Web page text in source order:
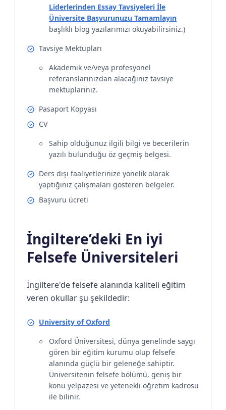
Liderlerinden Essay Tavsiyeleri İle
Üniversite Başvurunuzu Tamamlayın
başlıklı blog yazılarımızı okuyabilirsiniz.)
Tavsiye Mektupları
Akademik ve/veya profesyonel
referanslarınızdan alacağınız tavsiye
mektuplarınız.
Pasaport Kopyası
CV
Sahip olduğunuz ilgili bilgi ve becerilerin
yazılı bulunduğu öz geçmiş belgesi.
Ders dışı faaliyetlerinize yönelik olarak
yaptığınız çalışmaları gösteren belgeler.
Başvuru ücreti
İngiltere’deki En iyi
Felsefe Üniversiteleri
İngiltere'de felsefe alanında kaliteli eğitim
veren okullar şu şekildedir:
University of Oxford
Oxford Üniversitesi, dünya genelinde saygı
gören bir eğitim kurumu olup felsefe
alanında güçlü bir geleneğe sahiptir.
Üniversitenin felsefe bölümü, geniş bir
konu yelpazesi ve yetenekli öğretim kadrosu
ile bilinir.